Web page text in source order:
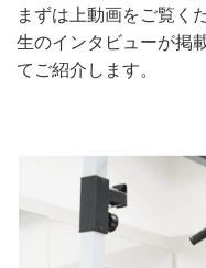
まずは上動画をご覧く
生のインタビューが掲
てご紹介します。